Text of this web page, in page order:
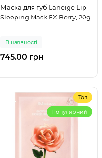
Маска для губ Laneige Lip
Sleeping Mask EX Berry, 20g
В наявності
745.00 грн
Топ
Популярний